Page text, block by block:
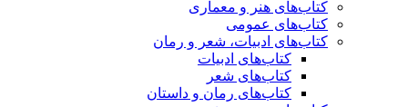
کتاب‌های هنر و معماری
کتاب‌های عمومی
کتاب‌های ادبیات، شعر و رمان
کتاب‌های ادبیات
کتاب‌های شعر
کتاب‌های رمان و داستان